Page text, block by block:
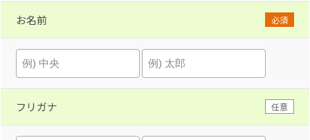
お名前 必須
フリガナ 任意